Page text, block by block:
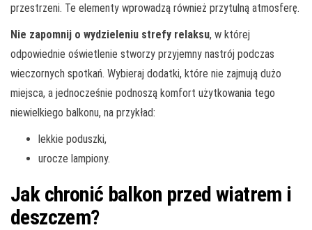
przestrzeni. Te elementy wprowadzą również przytulną atmosferę.
Nie zapomnij o wydzieleniu strefy relaksu, w której
odpowiednie oświetlenie stworzy przyjemny nastrój podczas
wieczornych spotkań. Wybieraj dodatki, które nie zajmują dużo
miejsca, a jednocześnie podnoszą komfort użytkowania tego
niewielkiego balkonu, na przykład:
lekkie poduszki,
urocze lampiony.
Jak chronić balkon przed wiatrem i
deszczem?